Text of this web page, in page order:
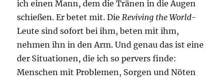
ich einen Mann, dem die Tränen in die Augen
schießen. Er betet mit. Die Reviving the World-
Leute sind sofort bei ihm, beten mit ihm,
nehmen ihn in den Arm. Und genau das ist eine
der Situationen, die ich so pervers finde:
Menschen mit Problemen, Sorgen und Nöten